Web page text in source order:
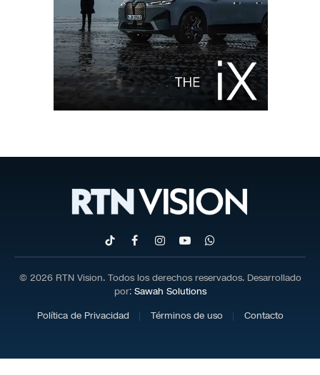
TikTokFacebookInstagram
YouTubeWhatsApp
© 2026 RTN Vision. Todos los derechos reservados. Desarrollado
por: Sawah Solutions
Política de Privacidad
Términos de uso Contacto